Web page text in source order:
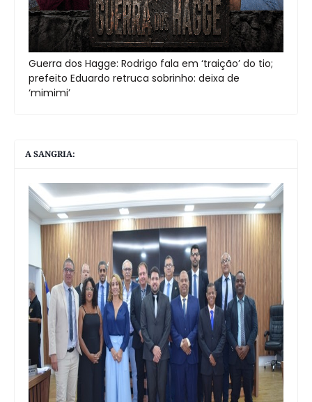
Guerra dos Hagge: Rodrigo fala em ‘traição’ do tio;
prefeito Eduardo retruca sobrinho: deixa de
‘mimimi’
A SANGRIA: